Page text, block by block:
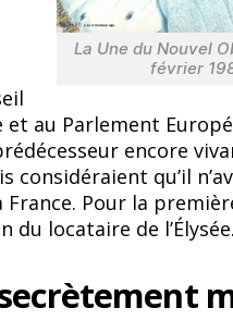
La Une du Nouvel
février
et au Parlement
encore
considéraient qu’il
Pour la
du locataire de l’Élysée.